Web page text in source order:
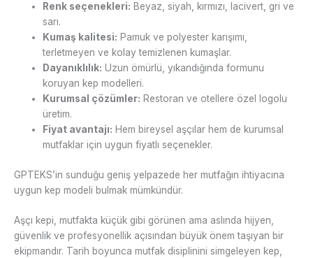
Renk seçenekleri: Beyaz, siyah, kırmızı, lacivert, gri ve
sarı.
Kumaş kalitesi: Pamuk ve polyester karışımı,
terletmeyen ve kolay temizlenen kumaşlar.
Dayanıklılık: Uzun ömürlü, yıkandığında formunu
koruyan kep modelleri.
Kurumsal çözümler: Restoran ve otellere özel logolu
üretim.
Fiyat avantajı: Hem bireysel aşçılar hem de kurumsal
mutfaklar için uygun fiyatlı seçenekler.
GPTEKS’in sunduğu geniş yelpazede her mutfağın ihtiyacına
uygun kep modeli bulmak mümkündür.
Aşçı kepi, mutfakta küçük gibi görünen ama aslında hijyen,
güvenlik ve profesyonellik açısından büyük önem taşıyan bir
ekipmandır. Tarih boyunca mutfak disiplinini simgeleyen kep,